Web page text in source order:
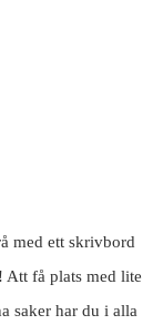
med ett skrivbord
Att få plats med lite
saker har du i alla